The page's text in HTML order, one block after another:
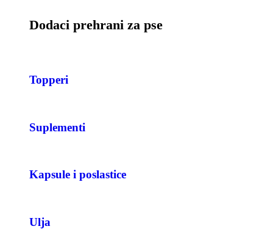
Dodaci prehrani za pse
Topperi
Suplementi
Kapsule i poslastice
Ulja